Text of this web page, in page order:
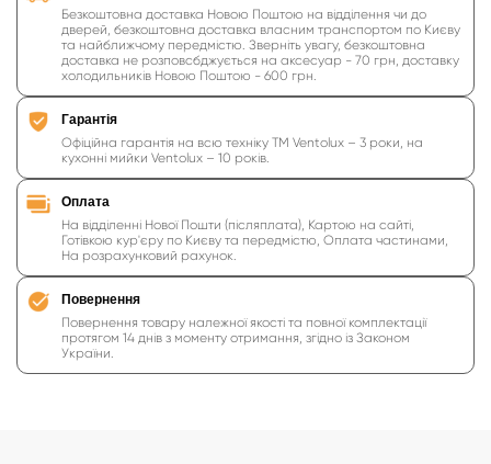
Безкоштовна доставка Новою Поштою на відділення чи до
дверей, безкоштовна доставка власним транспортом по Києву
та найближчому передмістю. Зверніть увагу, безкоштовна
доставка не розповсбджується на аксесуар - 70 грн, доставку
холодильників Новою Поштою - 600 грн.
Гарантія
Офіційна гарантія на всю техніку ТМ Ventolux – 3 роки, на
кухонні мийки Ventolux – 10 років.
Оплата
На відділенні Нової Пошти (післяплата), Картою на сайті,
Готівкою кур'єру по Києву та передмістю, Оплата частинами,
На розрахунковий рахунок.
Повернення
Повернення товару належної якості та повної комплектації
протягом 14 днів з моменту отримання, згідно із Законом
України.